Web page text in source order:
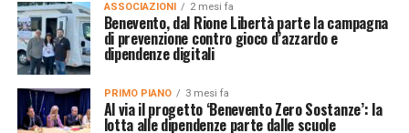
ASSOCIAZIONI 2 mesi fa
Benevento, dal Rione Libertà parte la campagna
di prevenzione contro gioco d’azzardo e
dipendenze digitali
PRIMO PIANO 3 mesi fa
Al via il progetto ‘Benevento Zero Sostanze’: la
lotta alle dipendenze parte dalle scuole